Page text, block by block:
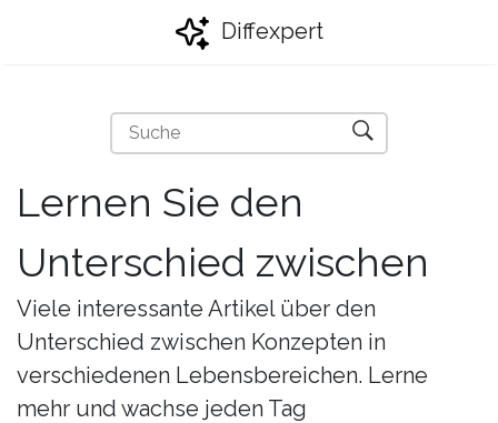
Diffexpert
Lernen Sie den
Unterschied zwischen
Viele interessante Artikel über den
Unterschied zwischen Konzepten in
verschiedenen Lebensbereichen. Lerne
mehr und wachse jeden Tag